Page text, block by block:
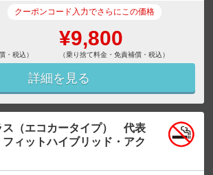
・税込）
クーポンコード入力でさらにこの価格
¥9,800
（乗り捨て料金・免責補償・税込）
詳細を見る
ス（エコカータイプ） 代表
ィットハイブリッド・アク